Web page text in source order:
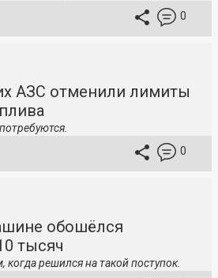
0
АЗС отменили лимиты
0
обошёлся
тысяч
решился на такой поступок.